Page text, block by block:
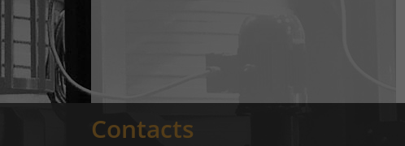
Contacts